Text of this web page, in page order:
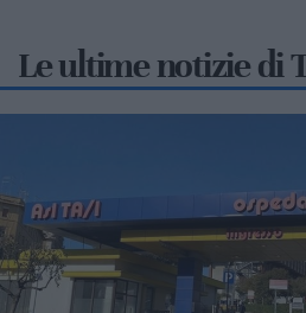
Le ultime notizie di